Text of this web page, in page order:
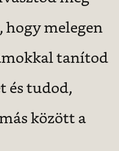
hogy melegen
tanítod
és tudod,
között a